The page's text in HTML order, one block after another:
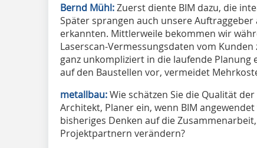
Bernd Mühl:Zuerst diente BIM dazu, die
Später sprangen auch unsere Auftraggeber
erkannten. Mittlerweile bekommen wir
Laserscan-Vermessungsdaten vom
ganz unkompliziert in die laufende
auf den Baustellen vor, vermeidet
metallbau:Wie schätzen Sie die Qualität
Architekt, Planer ein, wenn BIM
bisheriges Denken auf die
Projektpartnern verändern?